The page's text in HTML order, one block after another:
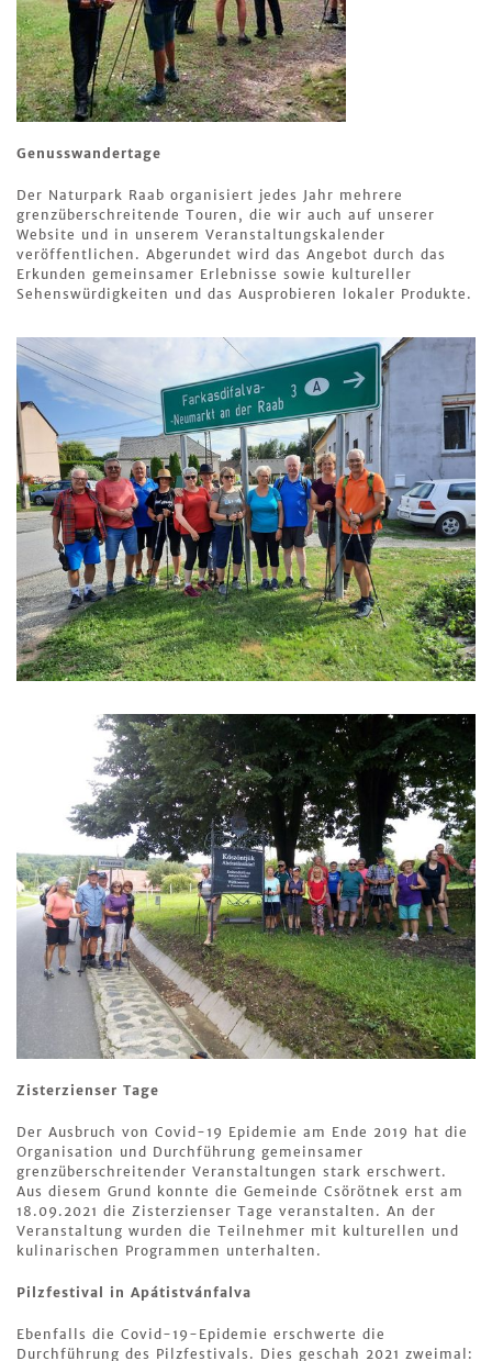
Genusswandertage
Der Naturpark Raab organisiert jedes Jahr mehrere
grenzüberschreitende Touren, die wir auch auf unserer
Website und in unserem Veranstaltungskalender
veröffentlichen. Abgerundet wird das Angebot durch das
Erkunden gemeinsamer Erlebnisse sowie kultureller
Sehenswürdigkeiten und das Ausprobieren lokaler Produkte.
Zisterzienser Tage
Der Ausbruch von Covid-19 Epidemie am Ende 2019 hat die
Organisation und Durchführung gemeinsamer
grenzüberschreitender Veranstaltungen stark erschwert.
Aus diesem Grund konnte die Gemeinde Csörötnek erst am
18.09.2021 die Zisterzienser Tage veranstalten. An der
Veranstaltung wurden die Teilnehmer mit kulturellen und
kulinarischen Programmen unterhalten.
Pilzfestival in Apátistvánfalva
Ebenfalls die Covid-19-Epidemie erschwerte die
Durchführung des Pilzfestivals. Dies geschah 2021 zweimal: